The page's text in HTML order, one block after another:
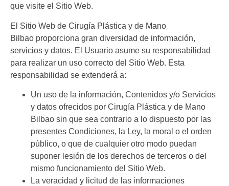
que visite el Sitio Web.
El Sitio Web de Cirugía Plástica y de Mano
Bilbao proporciona gran diversidad de información,
servicios y datos. El Usuario asume su responsabilidad
para realizar un uso correcto del Sitio Web. Esta
responsabilidad se extenderá a:
Un uso de la información, Contenidos y/o Servicios
y datos ofrecidos por Cirugía Plástica y de Mano
Bilbao sin que sea contrario a lo dispuesto por las
presentes Condiciones, la Ley, la moral o el orden
público, o que de cualquier otro modo puedan
suponer lesión de los derechos de terceros o del
mismo funcionamiento del Sitio Web.
La veracidad y licitud de las informaciones